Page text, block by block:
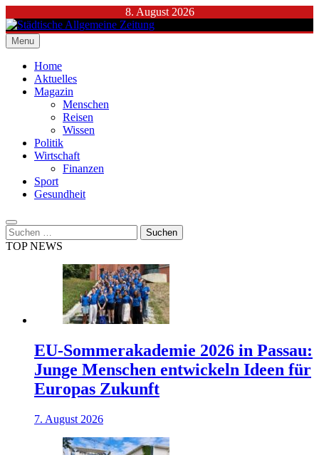
to
content
8. August 2026
Städtische Allgemeine Zeitung
Menu
Home
Aktuelles
Magazin
Menschen
Reisen
Wissen
Politik
Wirtschaft
Finanzen
Sport
Gesundheit
Suchen
nach:
TOP NEWS
EU-Sommerakademie 2026 in Passau:
Junge Menschen entwickeln Ideen für
Europas Zukunft
7. August 2026